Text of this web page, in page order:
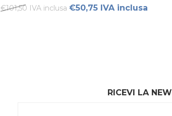
€101,50 IVA inclusa €50,75 IVA inclusa
RICEVI LA